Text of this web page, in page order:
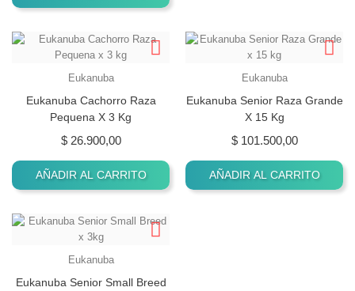
Eukanuba
Eukanuba Cachorro Raza
Pequena X 3 Kg
$ 26.900,00Precio
AÑADIR AL CARRITO
Eukanuba
Eukanuba Senior Raza Grande
X 15 Kg
$ 101.500,00Precio
AÑADIR AL CARRITO
Eukanuba
Eukanuba Senior Small Breed